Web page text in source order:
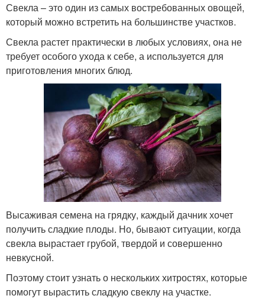
Свекла – это один из самых востребованных овощей,
который можно встретить на большинстве участков.
Свекла растет практически в любых условиях, она не
требует особого ухода к себе, а используется для
приготовления многих блюд.
Высаживая семена на грядку, каждый дачник хочет
получить сладкие плоды. Но, бывают ситуации, когда
свекла вырастает грубой, твердой и совершенно
невкусной.
Поэтому стоит узнать о нескольких хитростях, которые
помогут вырастить сладкую свеклу на участке.